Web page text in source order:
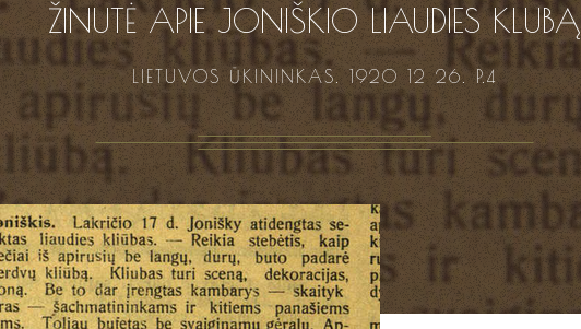
ŽINUTĖ APIE JONIŠKIO LIAUDIES KLUBĄ
LIETUVOS ŪKININKAS. 1920 12 26. P.4